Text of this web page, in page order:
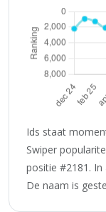
Ids staat
Swiper
positie #2181.
De naam is